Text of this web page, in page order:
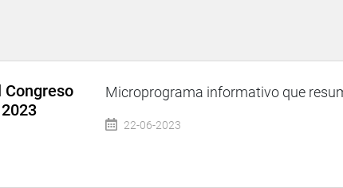
Microprograma informativo que
22-06-2023